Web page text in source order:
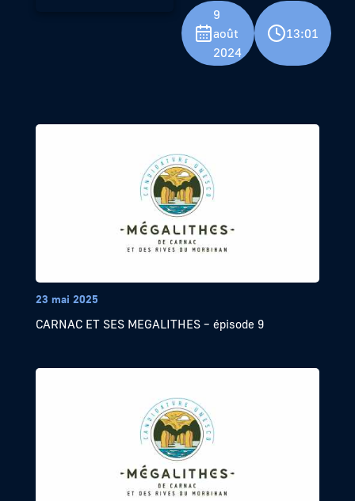
9
août
2024
13:01
23 mai 2025
CARNAC ET SES MEGALITHES – épisode 9